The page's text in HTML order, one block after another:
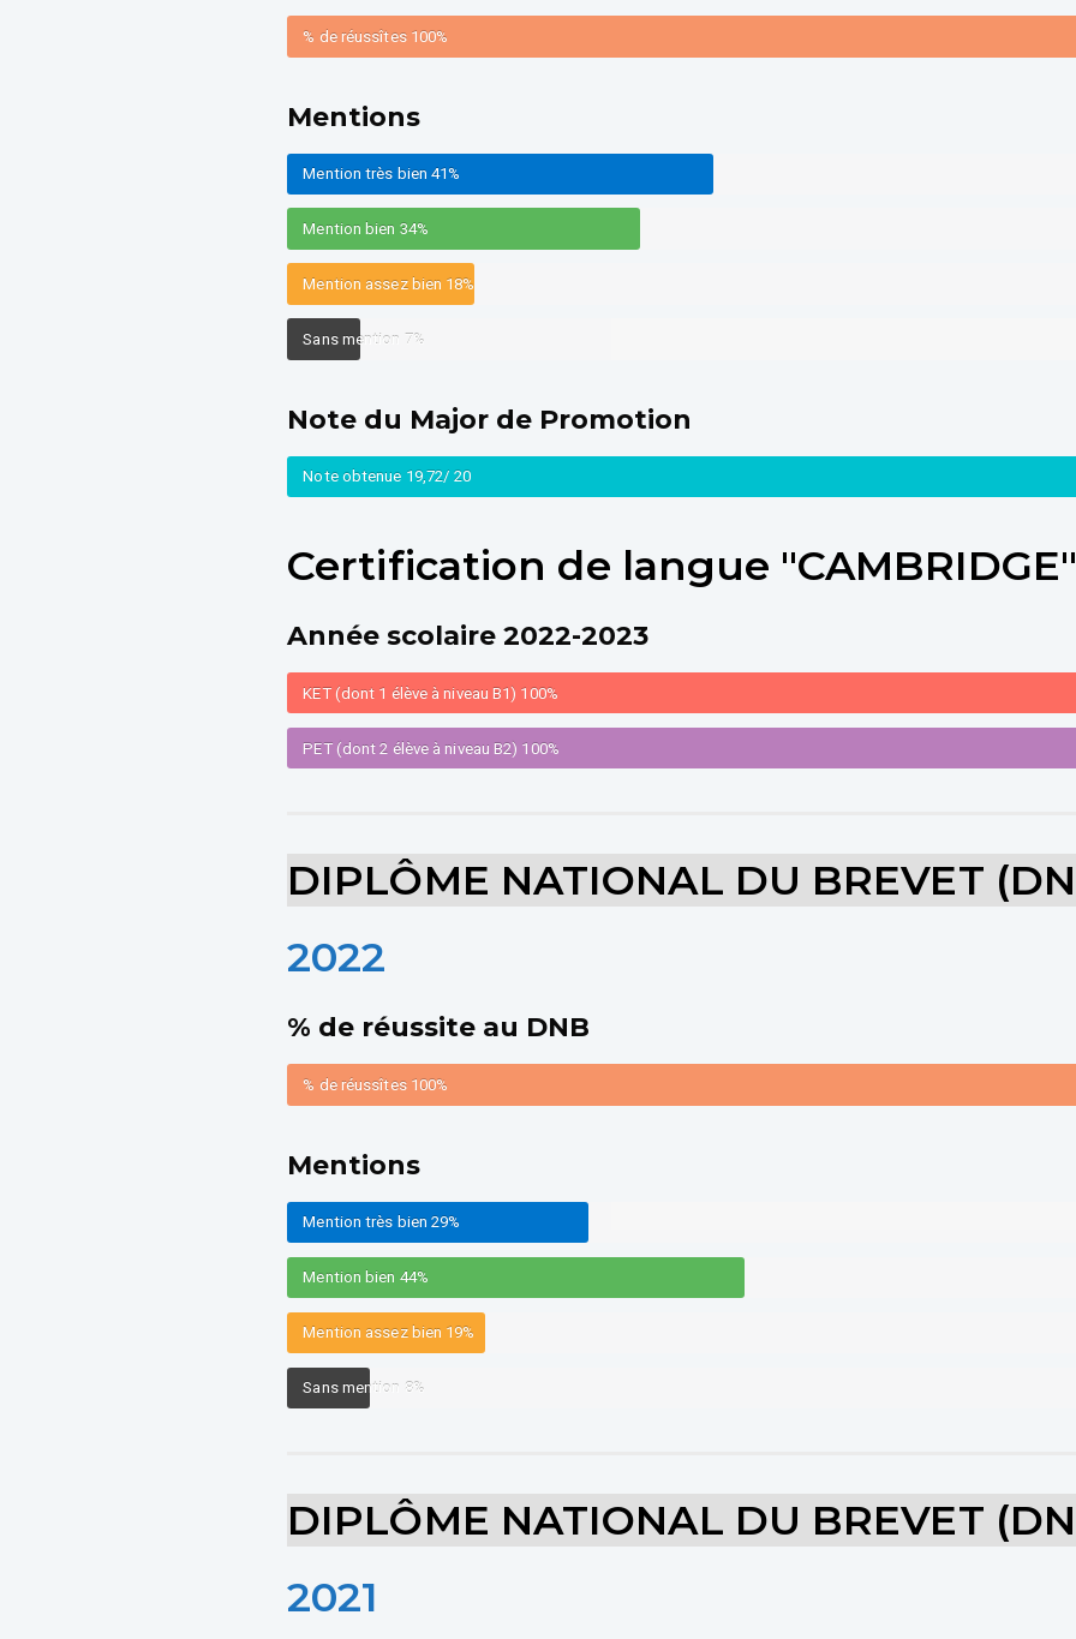
% de réussîtes 100%
Mentions
Mention très bien41%
Mention bien 34%
Mention assez bien 18%
Sans mention 7%
Note du Major de Promotion
Note obtenue 19,72/ 20
Certification de langue
Année scolaire 2022-2023
KET (dont 1 élève à niveau B1) 100%
PET (dont 2 élève à niveau B2) 100%
DIPLÔME NATIONAL DU BREVET
2022
% de réussite au DNB
% de réussîtes 100%
Mentions
Mention très bien29%
Mention bien 44%
Mention assez bien 19%
Sans mention 8%
DIPLÔME NATIONAL DU BREVET
2021